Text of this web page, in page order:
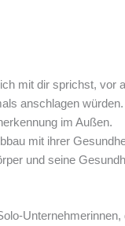
mit dir sprichst, vor
anschlagen
im Außen.
mit ihrer
und seine